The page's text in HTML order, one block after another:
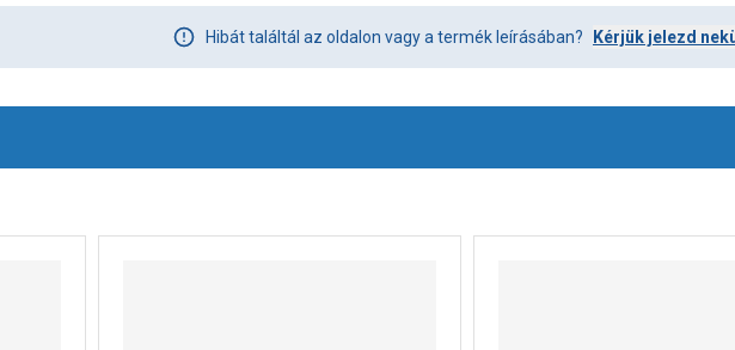
Hibát találtál az oldalon vagy a termék leírásában? Kérjük jelezd